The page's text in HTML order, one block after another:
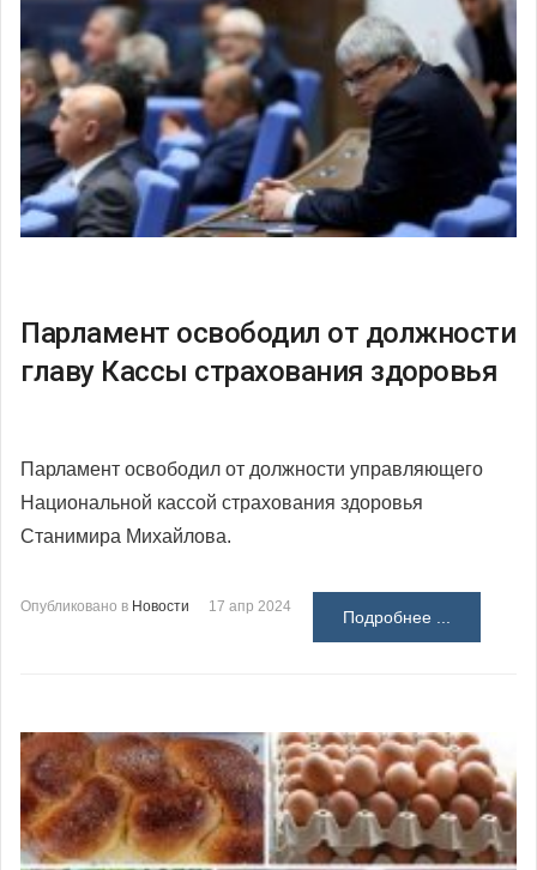
Парламент освободил от должности
главу Кассы страхования здоровья
Парламент освободил от должности управляющего
Национальной кассой страхования здоровья
Станимира Михайлова.
Опубликовано в Новости 17 апр 2024
Подробнее ...